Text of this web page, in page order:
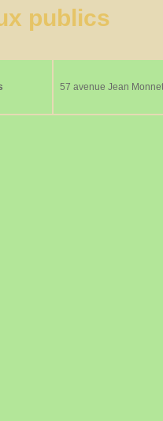
publics
57 avenue Jean Monnet